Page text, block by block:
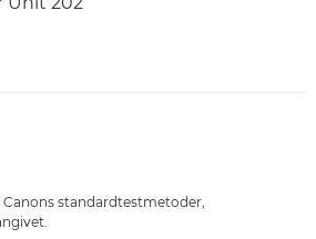
Canons standardtestmetoder,